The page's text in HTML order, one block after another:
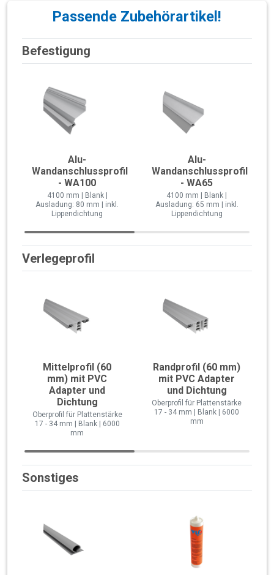
Passende Zubehörartikel!
Befestigung
Alu-
Wandanschlussprofil
- WA100
4100 mm | Blank |
Ausladung: 80 mm | inkl.
Lippendichtung
Alu-
Wandanschlussprofil
- WA65
4100 mm | Blank |
Ausladung: 65 mm | inkl.
Lippendichtung
Verlegeprofil
Mittelprofil (60
mm) mit PVC
Adapter und
Dichtung
Oberprofil für Plattenstärke
17 - 34 mm | Blank | 6000
mm
Randprofil (60 mm)
mit PVC Adapter
und Dichtung
Oberprofil für Plattenstärke
17 - 34 mm | Blank | 6000
mm
Sonstiges